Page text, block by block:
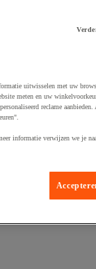
uitwisselen met uw
meten en uw
reclame
informatie verwijzen we je